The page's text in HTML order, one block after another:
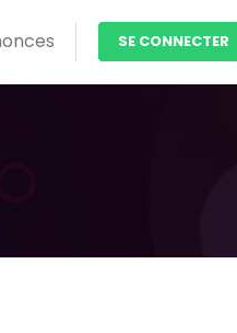
SE CONNECTER